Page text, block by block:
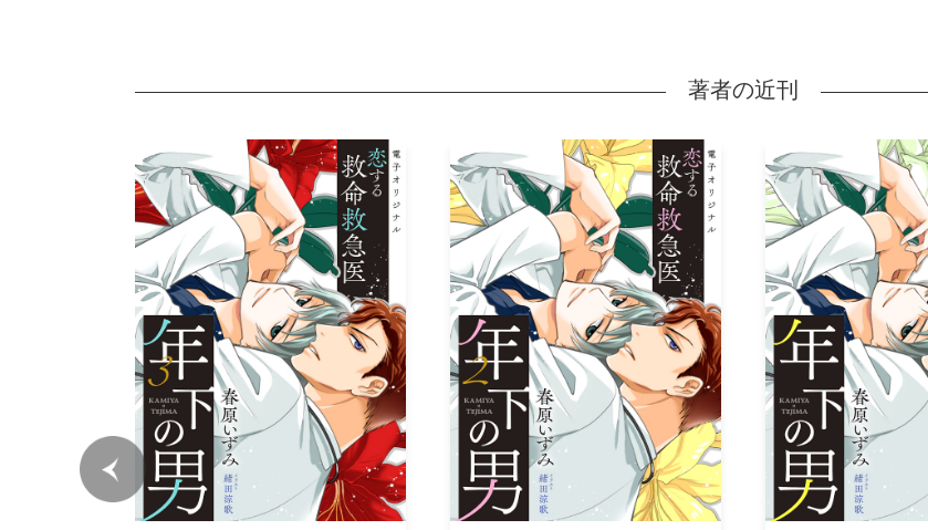
著者の近刊